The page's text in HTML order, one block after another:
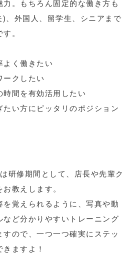
。もちろん固定的な働き方も
、外国人、留学生、シニアまで
。
よく働きたい
ークしたい
時間を有効活用したい
い方にピッタリのポジション
研修期間として、店長や先輩ク
教えします。
を覚えられるように、写真や動
など分かりやすいトレーニング
ので、一つ一つ確実にステッ
ますよ！